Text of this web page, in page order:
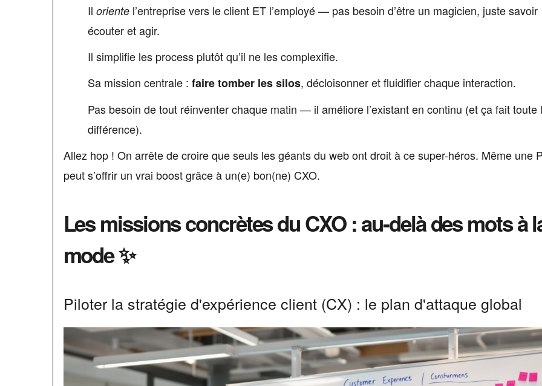
Il orientel’entreprise vers le client ET l’employé — pas besoin d’être un magicien, juste savoir
écouter et agir.
Il simplifie les process plutôt qu’il ne les complexifie.
Sa mission centrale : faire tomber les silos, décloisonner et fluidifier chaque interaction.
Pas besoin de tout réinventer chaque matin — il améliore l’existant en continu (et ça fait toute
différence).
Allez hop ! On arrête de croire que seuls les géants du web ont droit à ce super-héros. Même une
peut s’offrir un vrai boost grâce à un(e) bon(ne) CXO.
Les missions concrètes du CXO : au-delà des mots à
mode ✨
Piloter la stratégie d'expérience client (CX) : le plan d'attaque global